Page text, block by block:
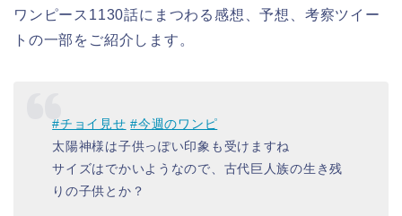
ワンピース1130話にまつわる感想、予想、考察ツイー
トの一部をご紹介します。
#チョイ見せ #今週のワンピ
太陽神様は子供っぽい印象も受けますね
サイズはでかいようなので、古代巨人族の生き残
りの子供とか？